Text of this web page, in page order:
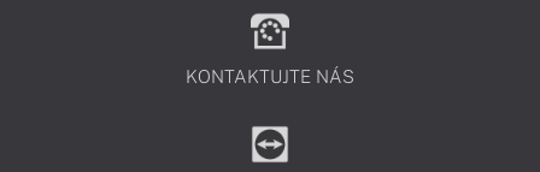
KONTAKTUJTE NÁS